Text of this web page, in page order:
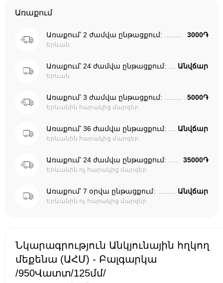
Առաքում
Առաքում՝ 2 ժամվա ընթացքում:
Երևան
3000֏
Առաքում՝ 24 ժամվա ընթացքում:
Երևան
Անվճար
Առաքում՝ 3 ժամվա ընթացքում:
Երևանին հարակից մարզեր
5000֏
Առաքում՝ 36 ժամվա ընթացքում:
Երևանին հարակից մարզեր
Անվճար
Առաքում՝ 24 ժամվա ընթացքում:
Երևանին ոչ հարակից մարզեր
35000֏
Առաքում՝ 7 օրվա ընթացքում:
Երևանին ոչ հարակից մարզեր
Անվճար
Նկարագրություն Անկյունային հղկող
մեքենա (ԱՀՄ) - Բալգարկա
/950Վատտ/125մմ/